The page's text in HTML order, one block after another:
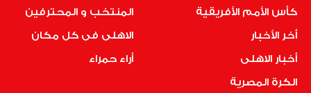
كأس الأمم الأفريقية
أخر الأخبار
أخبار الاهلى
الكرة المصرية
المنتخب و المحترفين
الاهلى فى كل مكان
أراء حمراء